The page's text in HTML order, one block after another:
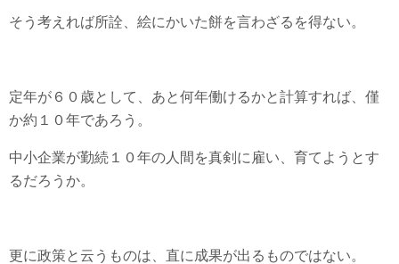
そう考えれば所詮、絵にかいた餅を言わざるを得ない。
定年が６０歳として、あと何年働けるかと計算すれば、僅
か約１０年であろう。
中小企業が勤続１０年の人間を真剣に雇い、育てようとす
るだろうか。
更に政策と云うものは、直に成果が出るものではない。